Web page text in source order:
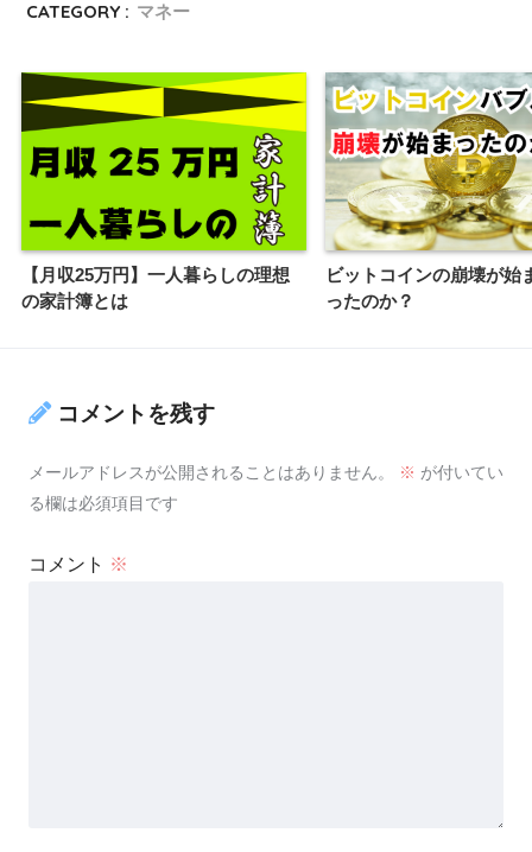
CATEGORY : マネー
【月収25万円】一人暮らしの理想
の家計簿とは
ビットコインの崩壊が始
ったのか？
コメントを残す
メールアドレスが公開されることはありません。 ※ が付いてい
る欄は必須項目です
コメント ※